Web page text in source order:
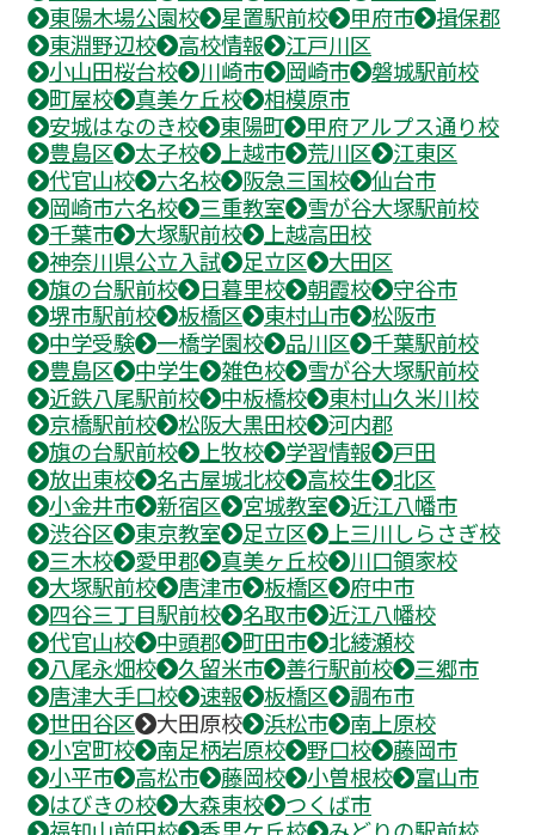
東陽木場公園校
星置駅前校 甲府市
揖保郡
東淵野辺校
高校情報
江戸川区
小山田桜台校
川崎市 岡崎市
磐城駅前校
町屋校
真美ケ丘校
相模原市
安城はなのき校
東陽町
甲府アルプス通り校
豊島区
太子校 上越市 荒川区
江東区
代官山校
六名校 阪急三国校
仙台市
岡崎市六名校
三重教室
雪が谷大塚駅前校
千葉市
大塚駅前校
上越高田校
神奈川県公立入試
足立区
大田区
旗の台駅前校
日暮里校 朝霞校
守谷市
堺市駅前校
板橋区 東村山市
松阪市
中学受験
一橋学園校 品川区
千葉駅前校
豊島区
中学生 雑色校
雪が谷大塚駅前校
近鉄八尾駅前校
中板橋校
東村山久米川校
京橋駅前校
松阪大黒田校
河内郡
旗の台駅前校
上牧校 学習情報
戸田
放出東校
名古屋城北校 高校生
北区
小金井市
新宿区 宮城教室
近江八幡市
渋谷区
東京教室 足立区
上三川しらさぎ校
三木校
愛甲郡 真美ヶ丘校
川口領家校
大塚駅前校
唐津市 板橋区
府中市
四谷三丁目駅前校
名取市
近江八幡校
代官山校
中頭郡 町田市
北綾瀬校
八尾永畑校
久留米市 善行駅前校
三郷市
唐津大手口校
速報 板橋区
調布市
世田谷区
大田原校 浜松市
南上原校
小宮町校
南足柄岩原校 野口校
藤岡市
小平市
高松市 藤岡校 小曽根校
富山市
はびきの校
大森東校
つくば市